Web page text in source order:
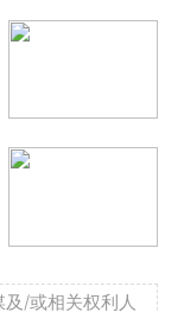
/或相关权利人